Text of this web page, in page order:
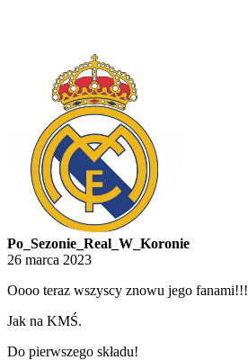
Po_Sezonie_Real_W_Koronie
26 marca 2023
Oooo teraz wszyscy znowu jego fanami!!!
Jak na KMŚ.
Do pierwszego składu!